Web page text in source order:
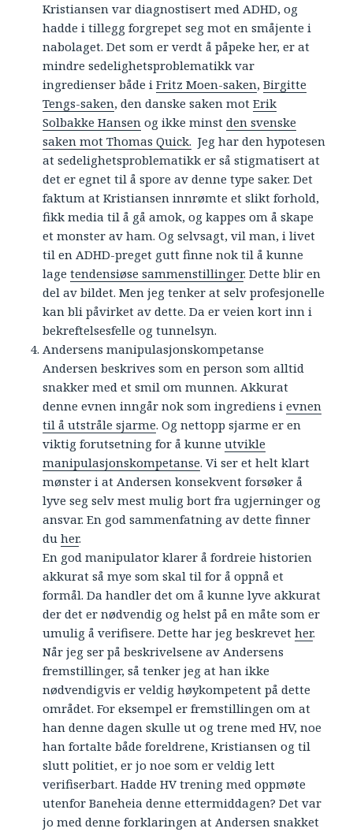
Kristiansen var diagnostisert med ADHD, og
hadde i tillegg forgrepet seg mot en småjente i
nabolaget. Det som er verdt å påpeke her, er at
mindre sedelighetsproblematikk var
ingredienser både iFritz Moen-saken,Birgitte
Tengs-saken, den danske saken motErik
Solbakke Hansen og ikke minstden svenske
saken mot Thomas Quick. Jeg har den hypotesen
at sedelighetsproblematikk er så stigmatisert at
det er egnet til å spore av denne type saker. Det
faktum at Kristiansen innrømte et slikt forhold,
fikk media til å gå amok, og kappes om å skape
et monster av ham. Og selvsagt, vil man, i livet
til en ADHD-preget gutt finne nok til å kunne
lagetendensiøse sammenstillinger. Dette blir en
del av bildet. Men jeg tenker at selv profesjonelle
kan bli påvirket av dette. Da er veien kort inn i
bekreftelsesfelle og tunnelsyn.
Andersens manipulasjonskompetanse
Andersen beskrives som en person som alltid
snakker med et smil om munnen. Akkurat
denne evnen inngår nok som ingrediens ievnen
til å utstråle sjarme. Og nettopp sjarme er en
viktig forutsetning for å kunneutvikle
manipulasjonskompetanse. Vi ser et helt klart
mønster i at Andersen konsekvent forsøker å
lyve seg selv mest mulig bort fra ugjerninger og
ansvar. En god sammenfatning av dette finner
duher.
En god manipulator klarer å fordreie historien
akkurat så mye som skal til for å oppnå et
formål. Da handler det om å kunne lyve akkurat
der det er nødvendig og helst på en måte som er
umulig å verifisere. Dette har jeg beskrevether.
Når jeg ser på beskrivelsene av Andersens
fremstillinger, så tenker jeg at han ikke
nødvendigvis er veldig høykompetent på dette
området. For eksempel er fremstillingen om at
han denne dagen skulle ut og trene med HV, noe
han fortalte både foreldrene, Kristiansen og til
slutt politiet, er jo noe som er veldig lett
verifiserbart. Hadde HV trening med oppmøte
utenfor Baneheia denne ettermiddagen? Det var
jo med denne forklaringen at Andersen snakket